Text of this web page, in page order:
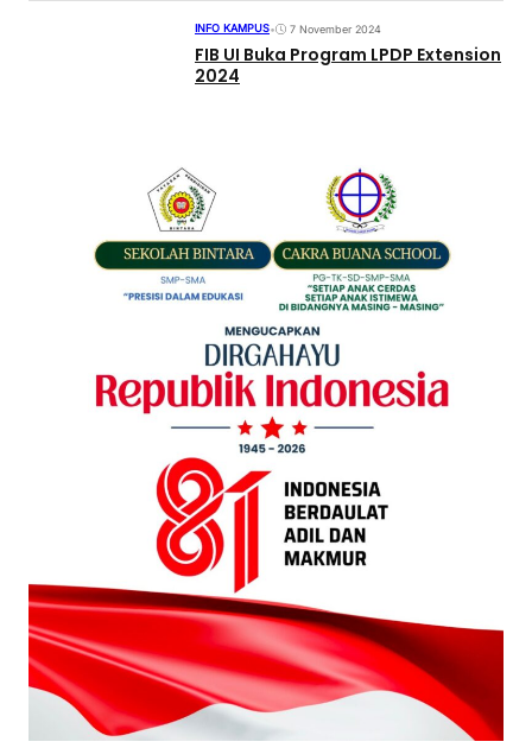
INFO KAMPUS• 7 November 2024
FIB UI Buka Program LPDP Extension
2024